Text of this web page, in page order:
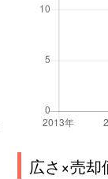
広さ×売却